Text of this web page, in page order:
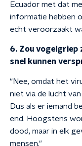
Ecuador met dat
informatie hebben
echt veroorzaakt
6. Zou vogelgriep
snel kunnen
"Nee, omdat het
niet via de lucht van
Dus als er iemand
end. Hoogstens
dood, maar in elk
mensen."